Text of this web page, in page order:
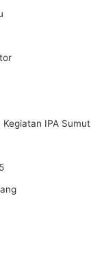
IPA Sumut